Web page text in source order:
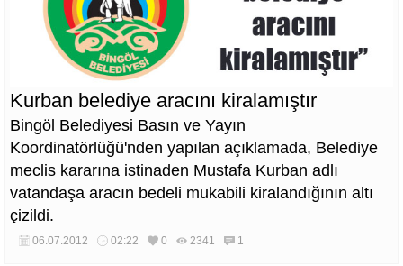
Kurban belediye aracını kiralamıştır
Bingöl Belediyesi Basın ve Yayın
Koordinatörlüğü'nden yapılan açıklamada, Belediye
meclis kararına istinaden Mustafa Kurban adlı
vatandaşa aracın bedeli mukabili kiralandığının altı
çizildi.
06.07.2012 02:22 0 2341 1